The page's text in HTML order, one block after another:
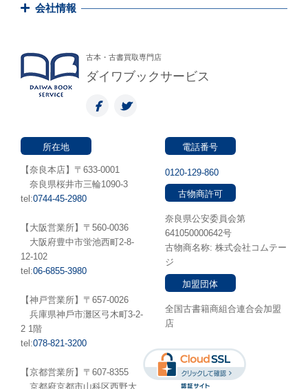
会社情報
古本・古書買取専門店
ダイワブックサービス
所在地
【奈良本店】〒633-0001
奈良県桜井市三輪1090-3
tel:0744-45-2980
【大阪営業所】〒560-0036
⼤阪府豊中市蛍池⻄町2-8-
12-102
tel:06-6855-3980
【神戸営業所】〒657-0026
兵庫県神⼾市灘区弓木町3-2-
2 1階
tel:078-821-3200
【京都営業所】〒607-8355
京都府京都市山科区西野大
電話番号
0120-129-860
古物商許可
奈良県公安委員会第
641050000642号
古物商名称: 株式会社コムテー
ジ
加盟団体
全国古書籍商組合連合会加盟
店